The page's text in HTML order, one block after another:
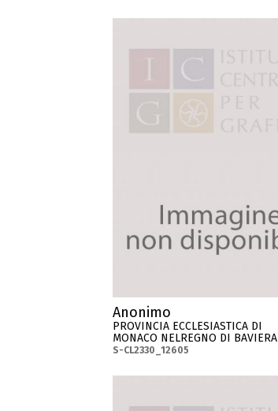
Anonimo
PROVINCIA ECCLESIASTICA DI
MONACO NELREGNO DI BAVIERA
S-CL2330_12605